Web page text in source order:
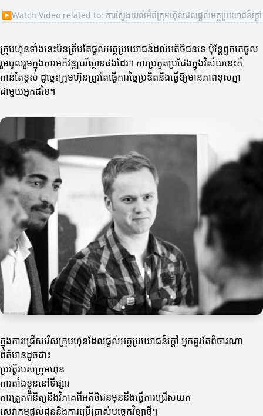
▶Watch Video related to: ការស្វែងយល់អំពីក្រុមហ៊ុនដែលផ្តល់អត្ថប្រយោជន៍ក្តៅ
ក្រុមហ៊ុនទាំងនេះមិនត្រឹមតែផ្តល់អត្ថប្រយោជន៍ដល់អតិថិជនទេ ប៉ុន្តែពួកគេចូល
រួមចូលរួមក្នុងការអភិវឌ្ឍបរិស្ថានផងដែរ។ ការប្រកួតប្រជែង​ក្នុងវិស័យនេះគឺ
កាន់តែខ្ពស់ ដូច្នេះក្រុមហ៊ុនត្រូវតែធ្វើការច្នៃប្រឌិតនិងធ្វើឱ្យមានភាពខុសគ្នា
ជាមួយអ្នកដទៃ។
ក្នុងការជ្រើសរើសក្រុមហ៊ុនដែលផ្តល់អត្ថប្រយោជន៍ក្តៅ អ្នកគួរតែពិចារណា
ព័ត៌មានដូចជា៖
ប្រវត្តិរបស់ក្រុមហ៊ុន
ការតាំងខ្លួននៅទីផ្សារ
ការត្រួតពិនិត្យនិងវិភាគពីអតិថិជនមុននឹងធ្វើការជ្រើសយក
សេវាកម្មផ្តល់ជូននិងការប្រើប្រាស់បច្ចេកវិទ្យាថ្មីៗ